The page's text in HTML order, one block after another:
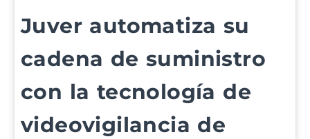
Juver automatiza su
cadena de suministro
con la tecnología de
videovigilancia de